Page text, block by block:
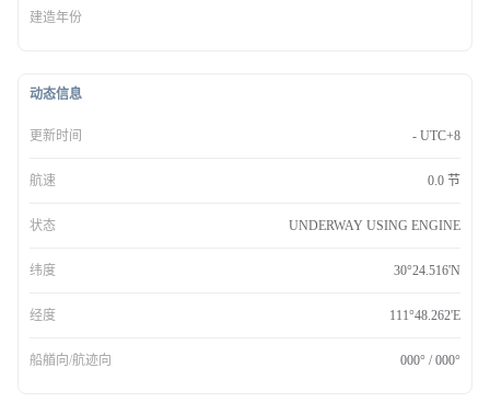
建造年份
动态信息
更新时间 - UTC+8
航速 0.0 节
状态 UNDERWAY USING ENGINE
纬度 30°24.516'N
经度 111°48.262'E
船艏向/航迹向 000° / 000°